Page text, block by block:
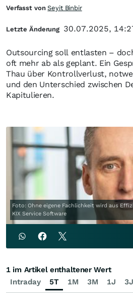
Outsourcing soll entlasten –
oft mehr ab als geplant. Ein
Thau über Kontrollverlust,
und den Unterschied zwischen
Kapitulieren.
Foto: Ohne eigene Fachlichkeit wird aus
KIX Service Software
Verfasst vonSeyit Binbir
Letzte Änderung 30.07.2025,
Intraday 5T 1M 3M 1J 3J
1 im Artikel enthaltener Wert